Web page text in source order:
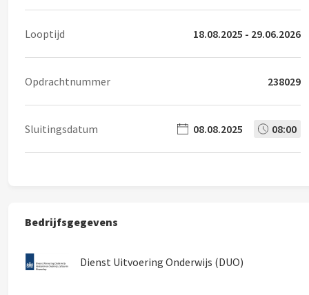
Looptijd 18.08.2025 - 29.06.2026
Opdrachtnummer 238029
Sluitingsdatum 08.08.2025 08:00
Bedrijfsgegevens
Dienst Uitvoering Onderwijs (DUO)